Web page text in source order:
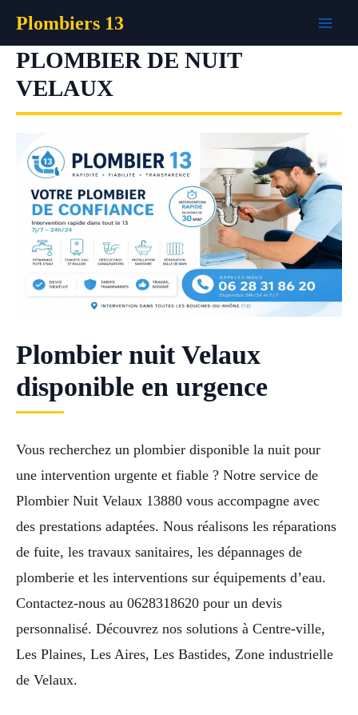
contenu
Plombiers 13
PLOMBIER DE NUIT
VELAUX
Plombier nuit Velaux
disponible en urgence
Vous recherchez un plombier disponible la nuit pour
une intervention urgente et fiable ? Notre service de
Plombier Nuit Velaux 13880 vous accompagne avec
des prestations adaptées. Nous réalisons les réparations
de fuite, les travaux sanitaires, les dépannages de
plomberie et les interventions sur équipements d’eau.
Contactez-nous au 0628318620 pour un devis
personnalisé. Découvrez nos solutions à Centre-ville,
Les Plaines, Les Aires, Les Bastides, Zone industrielle
de Velaux.